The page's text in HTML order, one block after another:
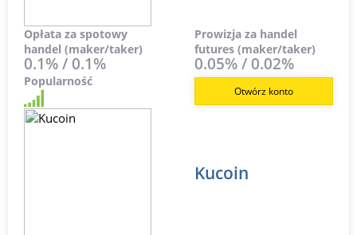
Opłata za spotowy
handel (maker/taker)
0.1% / 0.1%
Prowizja za handel
futures (maker/taker)
0.05% / 0.02%
Popularność
Otwórz konto
Kucoin